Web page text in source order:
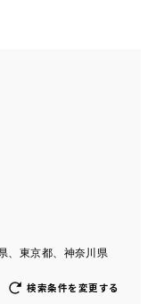
、東京都、神奈川県
検索条件を変更する